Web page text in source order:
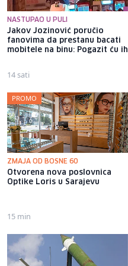
NASTUPAO U PULI
Jakov Jozinović poručio
fanovima da prestanu bacati
mobitele na binu: Pogazit ću ih
14 sati
PROMO
ZMAJA OD BOSNE 60
Otvorena nova poslovnica
Optike Loris u Sarajevu
15 min